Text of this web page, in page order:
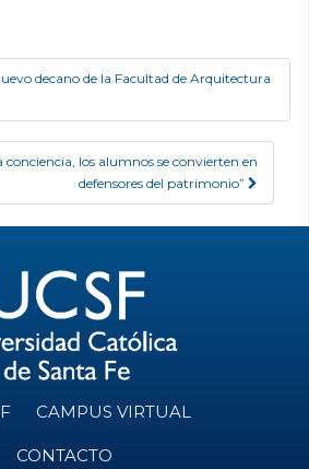
decano de la Facultad de Arquitectura
conciencia, los alumnos se convierten en
defensores del patrimonio”
CAMPUS VIRTUAL
CONTACTO